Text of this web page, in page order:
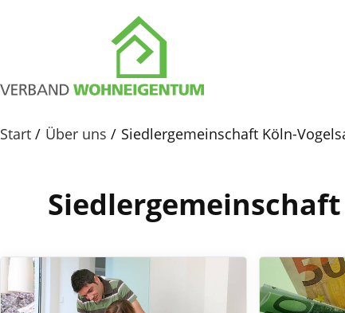
Start Über uns Siedlergemeinschaft Köln-
Siedlergemeinschaft